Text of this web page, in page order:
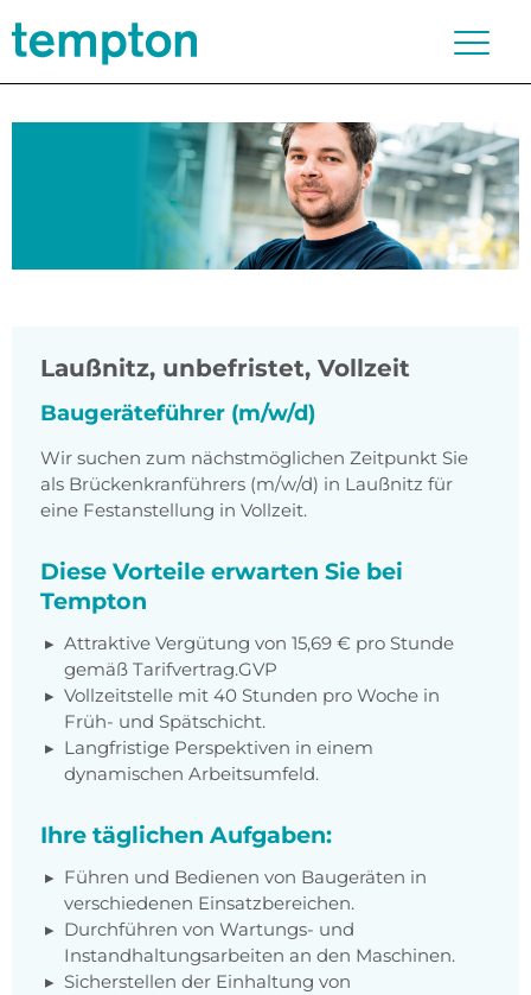
Laußnitz, unbefristet, Vollzeit
Baugeräteführer (m/w/d)
Wir suchen zum nächstmöglichen Zeitpunkt Sie
als Brückenkranführers (m/w/d) in Laußnitz für
eine Festanstellung in Vollzeit.
Diese Vorteile erwarten Sie bei
Tempton
Attraktive Vergütung von 15,69 € pro Stunde
gemäß Tarifvertrag.GVP
Vollzeitstelle mit 40 Stunden pro Woche in
Früh- und Spätschicht.
Langfristige Perspektiven in einem
dynamischen Arbeitsumfeld.
Ihre täglichen Aufgaben:
Führen und Bedienen von Baugeräten in
verschiedenen Einsatzbereichen.
Durchführen von Wartungs- und
Instandhaltungsarbeiten an den Maschinen.
Sicherstellen der Einhaltung von